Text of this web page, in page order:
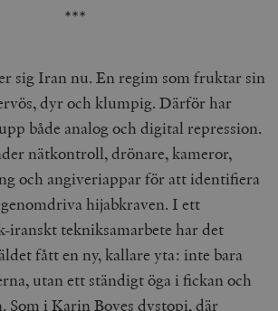
***
sig Iran nu. En regim som fruktar sin
dyr och klumpig. Därför har
både analog och digital repression.
nätkontroll, drönare, kameror,
och angiveriappar för att identifiera
hijabkraven. I ett
iranskt tekniksamarbete har det
fått en ny, kallare yta: inte bara
utan ett ständigt öga i fickan och
Som i Karin Boyes dystopi, där